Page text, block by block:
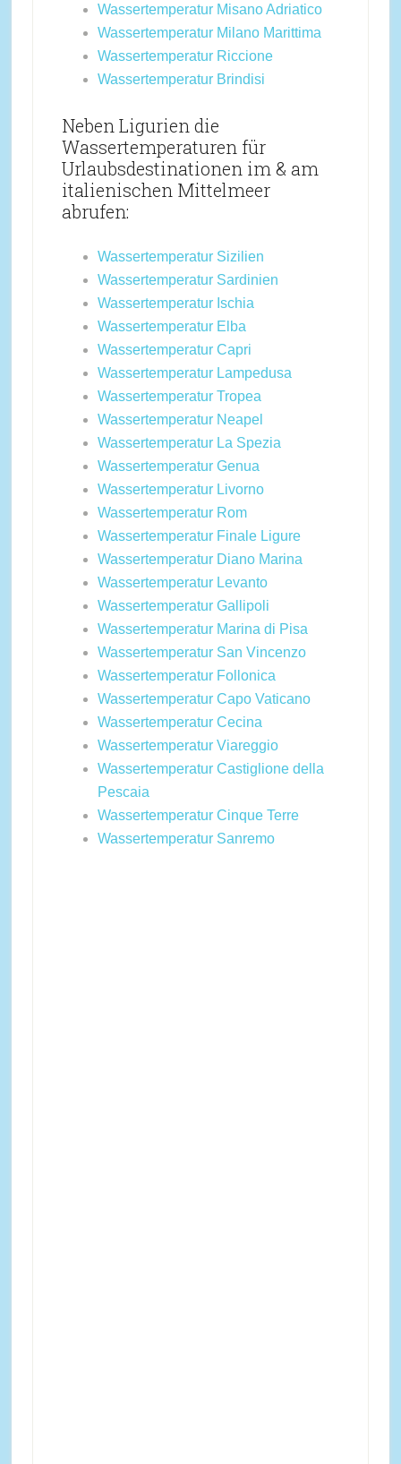
Wassertemperatur Misano Adriatico
Wassertemperatur Milano Marittima
Wassertemperatur Riccione
Wassertemperatur Brindisi
Neben Ligurien die
Wassertemperaturen für
Urlaubsdestinationen im & am
italienischen Mittelmeer
abrufen:
Wassertemperatur Sizilien
Wassertemperatur Sardinien
Wassertemperatur Ischia
Wassertemperatur Elba
Wassertemperatur Capri
Wassertemperatur Lampedusa
Wassertemperatur Tropea
Wassertemperatur Neapel
Wassertemperatur La Spezia
Wassertemperatur Genua
Wassertemperatur Livorno
Wassertemperatur Rom
Wassertemperatur Finale Ligure
Wassertemperatur Diano Marina
Wassertemperatur Levanto
Wassertemperatur Gallipoli
Wassertemperatur Marina di Pisa
Wassertemperatur San Vincenzo
Wassertemperatur Follonica
Wassertemperatur Capo Vaticano
Wassertemperatur Cecina
Wassertemperatur Viareggio
Wassertemperatur Castiglione della
Pescaia
Wassertemperatur Cinque Terre
Wassertemperatur Sanremo